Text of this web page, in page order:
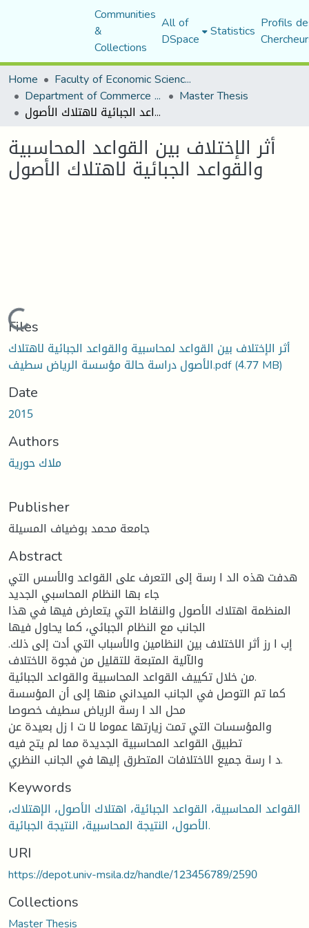
Communities
&
Collections
All of
DSpace Statistics Profils
Home
Faculty of Economic Sciences, Commerce and Management Sciences
Department of Commerce Science Master Thesis
أثر الإختلاف بين القواعد المحاسبية والقواعد الجبائية لاهتلاك الأصول
أثر الإختلاف بين القواعد المحاسبية
والقواعد الجبائية لاهتلاك الأصول
Loading...
Files
أثر الإختلاف بين القواعد لمحاسبية والقواعد الجبائية لاهتلاك
الأصول دراسة حالة مؤسسة الرياض سطيف.pdf(4.77 MB)
Date
2015
Authors
ملاك حورية
Publisher
جامعة محمد بوضياف المسيلة
Abstract
هدفت هذه الد ا رسة إلى التعرف على القواعد والأسس التي
جاء بها النظام المحاسبي الجدید
المنظمة اهتلاك الأصول والنقاط التي یتعارض فیها في هذا
الجانب مع النظام الجبائي، كما یحاول فیها
إب ا رز أثر الاختلاف بین النظامین والأسباب التي أدت إلى ذلك.
والآلیة المتبعة للتقلیل من فجوة الاختلاف
من خلال تكییف القواعد المحاسبیة والقواعد الجبائیة.
كما تم التوصل في الجانب المیداني منها إلى أن المؤسسة
محل الد ا رسة الریاض سطیف خصوصا
والمؤسسات التي تمت زیارتها عموما لا ت ا زل بعیدة عن
تطبیق القواعد المحاسبیة الجدیدة مما لم یتح فیه
د ا رسة جمیع الاختلافات المتطرق إلیها في الجانب النظري.
Keywords
القواعد المحاسبیة، القواعد الجبائیة، اهتلاك الأصول، الإهتلاك،
الأصول، النتیجة المحاسبیة، النتیجة الجبائیة.
URI
https://depot.univ-msila.dz/handle/123456789/2590
Collections
Master Thesis